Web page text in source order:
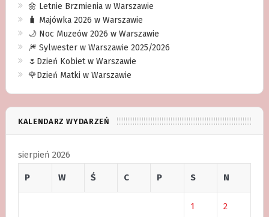
🌼 Letnie Brzmienia w Warszawie
🧳 Majówka 2026 w Warszawie
🌙 Noc Muzeów 2026 w Warszawie
🎆 Sylwester w Warszawie 2025/2026
🌷Dzień Kobiet w Warszawie
🌹Dzień Matki w Warszawie
KALENDARZ WYDARZEŃ
sierpień 2026
P W Ś C P S N
1 2